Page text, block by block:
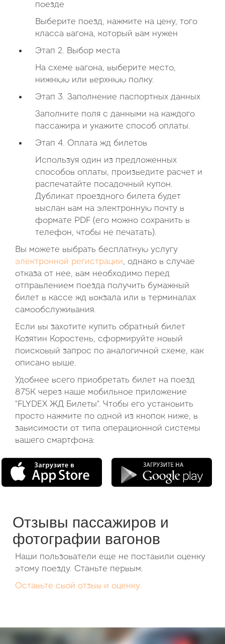
поезде
Выберите поезд, нажмите на цену, того
класса вагона, который вам нужен
Этап 2. Выбор места
На схеме вагона, выберите место,
нижнюю или верхнюю полку.
Этап 3. Заполнение паспортных данных
Заполните поля с данными на каждого
пассажира и укажите способ оплаты.
Этап 4. Оплата жд билетов
Используя один из предложенных
способов оплаты, произведите расчет и
распечатайте посадочный купон.
Дубликат проездного билета будет
выслан вам на электронную почту в
формате PDF (его можно сохранить в
телефон, чтобы не печатать).
Вы можете выбрать бесплатную услугу
электронной регистрации, однако в случае
отказа от нее, вам необходимо перед
отправлением поезда получить бумажный
билет в кассе жд вокзала или в терминалах
самообслуживания.
Если вы захотите купить обратный билет
Козятин Коростень, сформируйте новый
поисковый запрос по аналогичной схеме, как
описано выше.
Удобнее всего приобретать билет на поезд
875К через наше мобильное приложение
"FLYDEX ЖД Билеты". Чтобы его установить
просто нажмите по одной из кнопок ниже, в
зависимости от типа операционной системы
вашего смартфона:
Отзывы пассажиров и
фотографии вагонов
Наши пользователи еще не поставили оценку
этому поезду. Станьте первым.
Оставьте свой отзыв и оценку.